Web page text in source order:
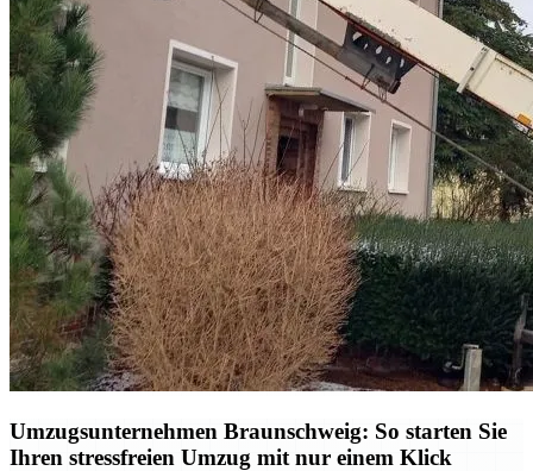
Umzugsunternehmen Braunschweig: So starten Sie
Ihren stressfreien Umzug mit nur einem Klick